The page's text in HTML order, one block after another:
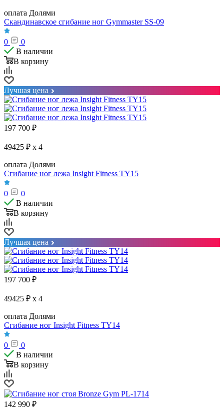
оплата Долями
Скандинавское сгибание ног Gymmaster SS-09
0
0
В наличии
В корзину
Лучшая цена
197 700 ₽
49425 ₽ x 4
оплата Долями
Сгибание ног лежа Insight Fitness TY15
0
0
В наличии
В корзину
Лучшая цена
197 700 ₽
49425 ₽ x 4
оплата Долями
Сгибание ног Insight Fitness TY14
0
0
В наличии
В корзину
142 990 ₽